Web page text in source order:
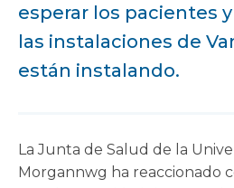
esperar los pacientes
las instalaciones de
están instalando.
La Junta de Salud de la
Morgannwg ha reaccionado